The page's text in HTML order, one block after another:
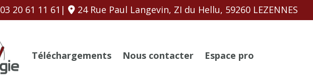
03 20 61 11 61| 24 Rue Paul Langevin, ZI du Hellu, 59260 LEZENNES
Téléchargements Nous contacter Espace pro